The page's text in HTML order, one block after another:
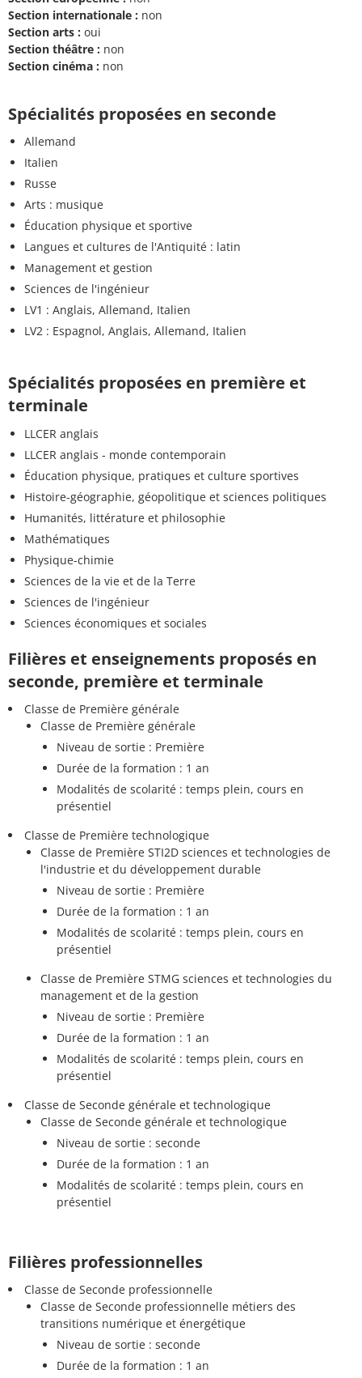
Section internationale : non
Section arts : oui
Section théâtre : non
Section cinéma : non
Spécialités proposées en seconde
Allemand
Italien
Russe
Arts : musique
Éducation physique et sportive
Langues et cultures de l'Antiquité : latin
Management et gestion
Sciences de l'ingénieur
LV1 : Anglais, Allemand, Italien
LV2 : Espagnol, Anglais, Allemand, Italien
Spécialités proposées en première et
terminale
LLCER anglais
LLCER anglais - monde contemporain
Éducation physique, pratiques et culture sportives
Histoire-géographie, géopolitique et sciences politiques
Humanités, littérature et philosophie
Mathématiques
Physique-chimie
Sciences de la vie et de la Terre
Sciences de l'ingénieur
Sciences économiques et sociales
Filières et enseignements proposés en
seconde, première et terminale
Classe de Première générale
Classe de Première générale
Niveau de sortie : Première
Durée de la formation : 1 an
Modalités de scolarité : temps plein, cours en
présentiel
Classe de Première technologique
Classe de Première STI2D sciences et technologies de
l'industrie et du développement durable
Niveau de sortie : Première
Durée de la formation : 1 an
Modalités de scolarité : temps plein, cours en
présentiel
Classe de Première STMG sciences et technologies du
management et de la gestion
Niveau de sortie : Première
Durée de la formation : 1 an
Modalités de scolarité : temps plein, cours en
présentiel
Classe de Seconde générale et technologique
Classe de Seconde générale et technologique
Niveau de sortie : seconde
Durée de la formation : 1 an
Modalités de scolarité : temps plein, cours en
présentiel
Filières professionnelles
Classe de Seconde professionnelle
Classe de Seconde professionnelle métiers des
transitions numérique et énergétique
Niveau de sortie : seconde
Durée de la formation : 1 an